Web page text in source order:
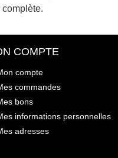
COMPTE
compte
commandes
bons
informations personnelles
adresses